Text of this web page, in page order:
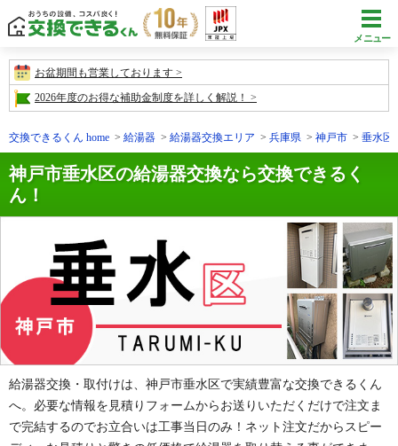
メニュー
お盆期間も営業しております
2026年度のお得な補助金制度を詳しく解説！
交換できるくん home 給湯器 給湯器交換エリア 兵庫県 神戸市 垂水区
神戸市垂水区の給湯器交換なら交換できるく
ん！
給湯器交換・取付けは、神戸市垂水区で実績豊富な交換できるくん
へ。必要な情報を見積りフォームからお送りいただくだけで注文ま
で完結するのでお立合いは工事当日のみ！ネット注文だからスピー